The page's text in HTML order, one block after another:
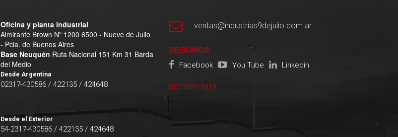
Oficina y planta industrial
Almirante Brown Nº 1200 6500 - Nueve de Julio
- Pcia. de Buenos Aires
Base Neuquén Ruta Nacional 151 Km 31 Barda
del Medio
Desde Argentina
02317-430586 / 422135 / 424648
Desde el Exterior
54-2317-430586 / 422135 / 424648
ventas@industrias9dejulio.com.ar
SEGUINOS
Facebook You Tube Linkedin
ISO 9001:2015